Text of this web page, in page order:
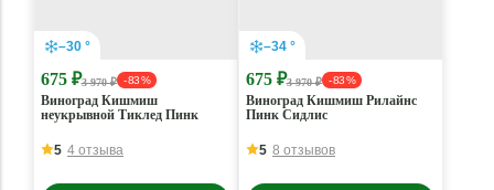
–30 °
675 ₽3 970 ₽ - 83 %
Виноград Кишмиш
неукрывной Тиклед Пинк
5 4 отзыва
–34 °
675 ₽3 970 ₽ - 83 %
Виноград Кишмиш Рилайнс
Пинк Сидлис
5 8 отзывов